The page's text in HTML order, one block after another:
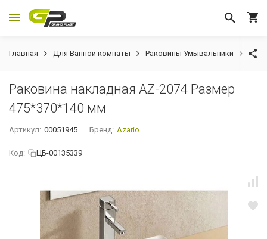
Главная Для Ванной комнаты Раковины Умывальники
Раковина накладная AZ-2074 Размер
475*370*140 мм
Артикул: 00051945 Бренд: Azario
Код: ЦБ-00135339